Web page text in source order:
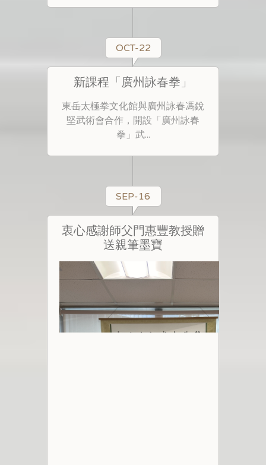
OCT-22
新課程「廣州詠春拳」
東岳太極拳文化館與廣州詠春馮銳
堅武術會合作，開設「廣州詠春
拳」武...
SEP-16
衷心感謝師父門惠豐教授贈
送親筆墨寶